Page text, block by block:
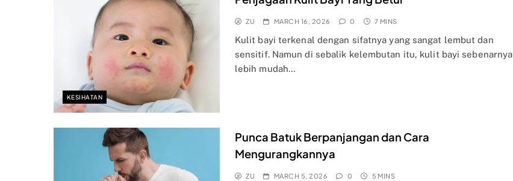
KESIHATAN
ZU MARCH 16, 2026 0 7 MINS
Kulit bayi terkenal dengan sifatnya yang sangat lembut dan
sensitif. Namun di sebalik kelembutan itu, kulit bayi sebenarnya
lebih mudah…
Punca Batuk Berpanjangan dan Cara
Mengurangkannya
ZU MARCH 5, 2026 0 5 MINS